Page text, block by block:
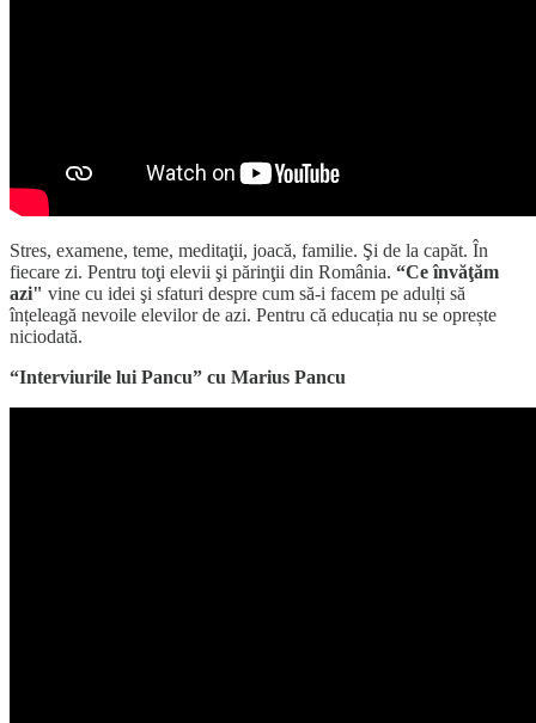
Stres, examene, teme, meditaţii, joacă, familie. Şi de la capăt. În
fiecare zi. Pentru toţi elevii şi părinţii din România. “Ce învăţăm
azi" vine cu idei şi sfaturi despre cum să-i facem pe adulți să
înțeleagă nevoile elevilor de azi. Pentru că educația nu se oprește
niciodată.
“Interviurile lui Pancu” cu Marius Pancu